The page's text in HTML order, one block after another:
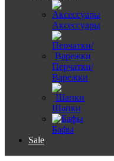
Аксессуары
Перчатки/
Варежки
Шапки
Бафы
Sale